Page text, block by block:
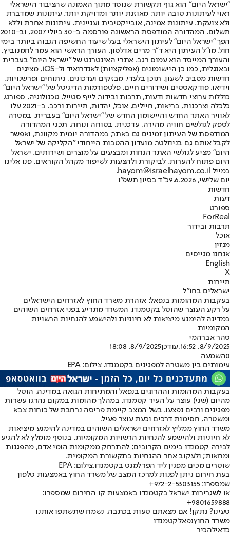
"ישראל היום" הוא גוף תקשורת שנוסד מתוך האמונה שהציבור הישראלי
ראוי לעיתונות טובה יותר, מאוזנת יותר ומדויקת יותר. עיתונות שמדברת
ולא צועקת. עיתונות אמינה, אובייקטיבית ועניינית. עיתונות אחרת וללא
תשלום. המהדורה המודפסת הראשונה פורסמה ב-30 ביולי 2007, וב-2010
הפך "ישראל היום" לעיתון הישראלי בעל שיעור החשיפה הגבוה ביותר בימי
חול. מו"ל העיתון היא ד"ר מרים אדלסון. העורך הראשי הוא עמר לחמנוביץ,
והעורך המייסד הוא עמוס רגב. אתרי האינטרנט של "ישראל היום" בעברית
ובאנגלית, כמו כן היישומונים (אפליקציות) לאנדרואיד ול-iOS, מציגים
חדשות מסביב לשעון, תוכן בלעדי, מבזקים ועדכונים, ניתוחים ופרשנויות,
וידיאו, פודקאסטים ושידורים חיים. פלטפורמות הדיגיטל של "ישראל היום"
כוללות ערוצי חדשות ודעות, תרבות ובידור, לייף סטייל, טכנולוגיה, ספורט,
כלכלה וצרכנות, בריאות, חיילים, אוכל, יהדות, תיירות ורכב. ב-2021 עלו
לאוויר האתר החדש והיישומון החדש של "ישראל היום" בעברית, במטרה
לספק לגולשים חוויה מהירה, עדכנית, בטוחה ונוחה. תכני המהדורה
המודפסת של העיתון זמינים גם באתר, במהדורה יומית מקוונת, ואפשר
לקבל אותם גם בניוזלטר. מועדון ההטבות הייחודי "הקליקה של ישראל
היום" מציע לגולשי האתר הנחות ומבצעים על מוצרים ושירותים. ישראל
היום פתוח להערות, לביקורת ולהצעות לשיפור מקהל הקוראים. פנו אלינו
במייל hayom@israelhayom.co.il.
יום שלישי, 9.6.2026
כ"ד בסיון תשפ"ו
חדשות
דעות
ספורט
ForReal
תרבות ובידור
אוכל
מגזין
אנחנו מגייסים
English
X
תיירות
ישראלים בחו"ל
בעקבות המהומות בנפאל: אזהרת משרד החוץ לאזרחים הישראלים
על רקע העוצר שהוטל בקטמנדו, המשרד מתריע בפני אזרחים השוהים
במדינה להימנע מיציאות לא חיוניות ולהישמע להנחיות הרשויות
המקומיות
סהר אברהמי
8/9/2025, 16:52
,עודכן8/9/2025, 18:08
0השמעה
עימותים בין משטרה למפגינים בקטמנדו. צילום: EPA
בעקבות המהומות וההרוגים בנפאל והמתיחות הגואה במדינה, הוטל
מהיום (שני) עוצר על העיר קטמנדו. במהלך מהומות במקום נהרגו עשרות
מפגינים ורבים נפצעו. בשל המצב קיימת פריסה נרחבת של כוחות צבא
ומשטרה, חסימות דרכים וכעת עוצר פעיל.
משרד החוץ ממליץ לאזרחים ישראלים השוהים במדינה להימנע מיציאות
לא חיוניות ולהישמע להנחיות הרשויות המקומיות. בנוסף מומלץ לא להגיע
לבירה קטמנדו בימים הקרובים; להתרחק ממקומות הומי אדם, מהפגנות
ומחאות; ולעקוב אחר ההנחיות בתקשורת המקומית.
שוטרים מכים מפגין ליד הפרלמנט בקטמנדו,צילום: EPA
בעת חירום ניתן לפנות למרכז המצב של משרד החוץ באמצעות טלפון
שמספרו: 972-2-5303155+
או לשגרירות ישראל בקטמנדו באמצעות קו החירום שמספרו:
9801659888+
טעינו? נתקן! אם מצאתם טעות בכתבה, נשמח שתשתפו אותנו
משרד החוץנפאלקטמנדו
כדאילהכיר